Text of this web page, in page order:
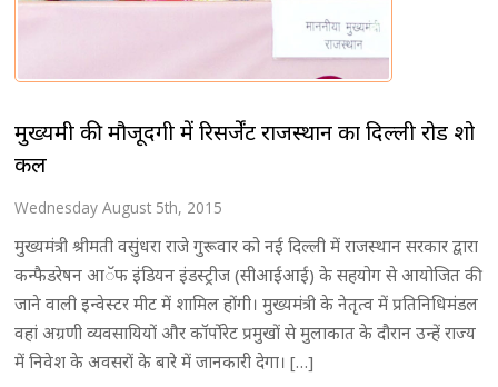
मुख्यमंत्री की मौजूदगी में रिसर्जेंट राजस्थान का दिल्ली रोड शो
कल
Wednesday August 5th, 2015
मुख्यमंत्री श्रीमती वसुंधरा राजे गुरूवार को नई दिल्ली में राजस्थान सरकार द्वारा
कन्फैडरेषन आॅफ इंडियन इंडस्ट्रीज (सीआईआई) के सहयोग से आयोजित की
जाने वाली इन्वेस्टर मीट में शामिल होंगी। मुख्यमंत्री के नेतृत्व में प्रतिनिधिमंडल
वहां अग्रणी व्यवसायियों और कॉर्पोरेट प्रमुखों से मुलाकात के दौरान उन्हें राज्य
में निवेश के अवसरों के बारे में जानकारी देगा। […]